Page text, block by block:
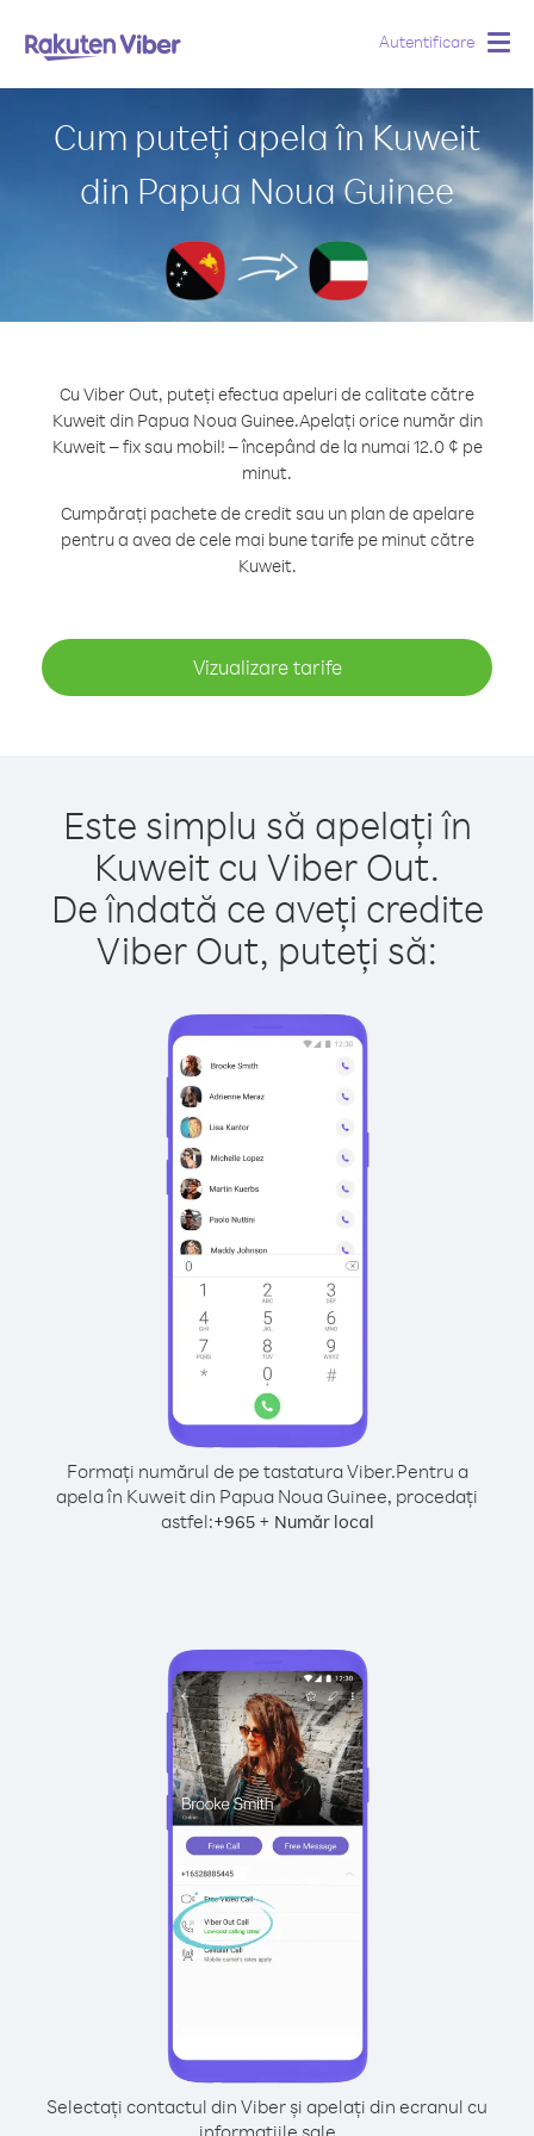
Autentificare
Cum puteți apela în Kuweit
din Papua Noua Guinee
Cu Viber Out, puteți efectua apeluri de calitate către
Kuweit din Papua Noua Guinee.Apelați orice număr din
Kuweit – fix sau mobil! – începând de la numai 12.0 ¢ pe
minut.
Cumpărați pachete de credit sau un plan de apelare
pentru a avea de cele mai bune tarife pe minut către
Kuweit.
Vizualizare tarife
Este simplu să apelați în
Kuweit cu Viber Out.
De îndată ce aveți credite
Viber Out, puteți să:
Formați numărul de pe tastatura Viber.Pentru a
apela în Kuweit din Papua Noua Guinee, procedați
astfel:+965+ Număr local
Selectați contactul din Viber și apelați din ecranul cu
informațiile sale